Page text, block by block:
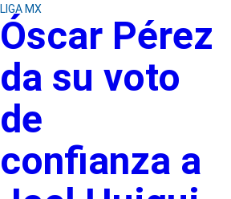
LIGA MX
Óscar Pérez
da su voto
de
confianza a